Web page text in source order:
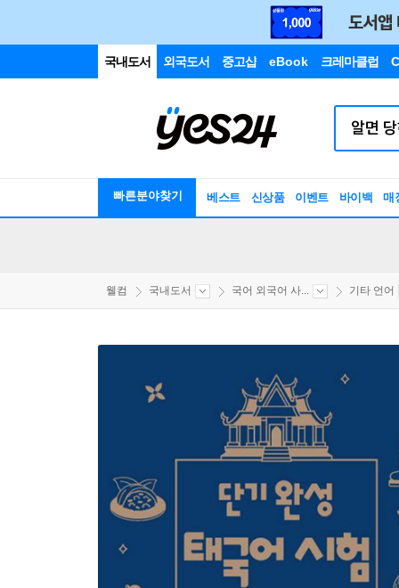
국내도서 외국도서 중고샵 eBook 크레마클럽
빠른분야찾기 베스트 신상품 이벤트 바이백 매
웰컴 국내도서 국어 외국어 사... 기타 언어